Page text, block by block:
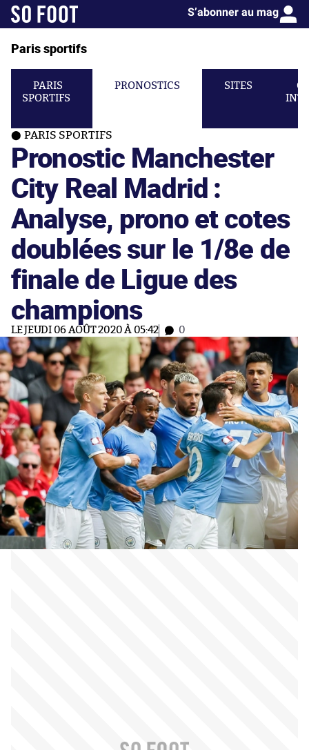
S’abonner au mag
Paris sportifs
PARIS
SPORTIFS
PRONOSTICS SITES
PARIS SPORTIFS
Pronostic Manchester
City Real Madrid :
Analyse, prono et cotes
doublées sur le 1/8e de
finale de Ligue des
champions
LE JEUDI 06 AOÛT 2020 À 05:42 0